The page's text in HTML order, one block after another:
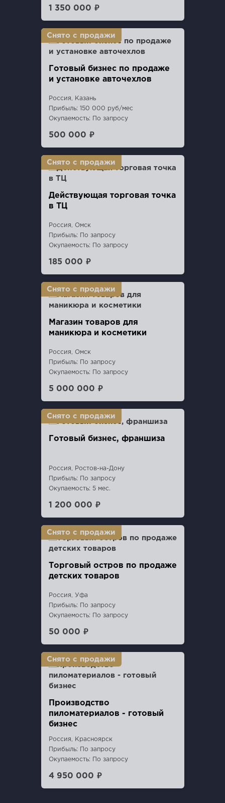
1 350 000 ₽
Готовый бизнес по продаже
и установке авточехлов
Россия, Казань
Прибыль: 150 000 руб/мес
Окупаемость: По запросу
500 000 ₽
Действующая торговая точка
в ТЦ
Россия, Омск
Прибыль: По запросу
Окупаемость: По запросу
185 000 ₽
Магазин товаров для
маникюра и косметики
Россия, Омск
Прибыль: По запросу
Окупаемость: По запросу
5 000 000 ₽
Готовый бизнес, франшиза
Россия, Ростов-на-Дону
Прибыль: По запросу
Окупаемость: 5 мес.
1 200 000 ₽
Торговый остров по продаже
детских товаров
Россия, Уфа
Прибыль: По запросу
Окупаемость: По запросу
50 000 ₽
Производство
пиломатериалов - готовый
бизнес
Россия, Красноярск
Прибыль: По запросу
Окупаемость: По запросу
4 950 000 ₽